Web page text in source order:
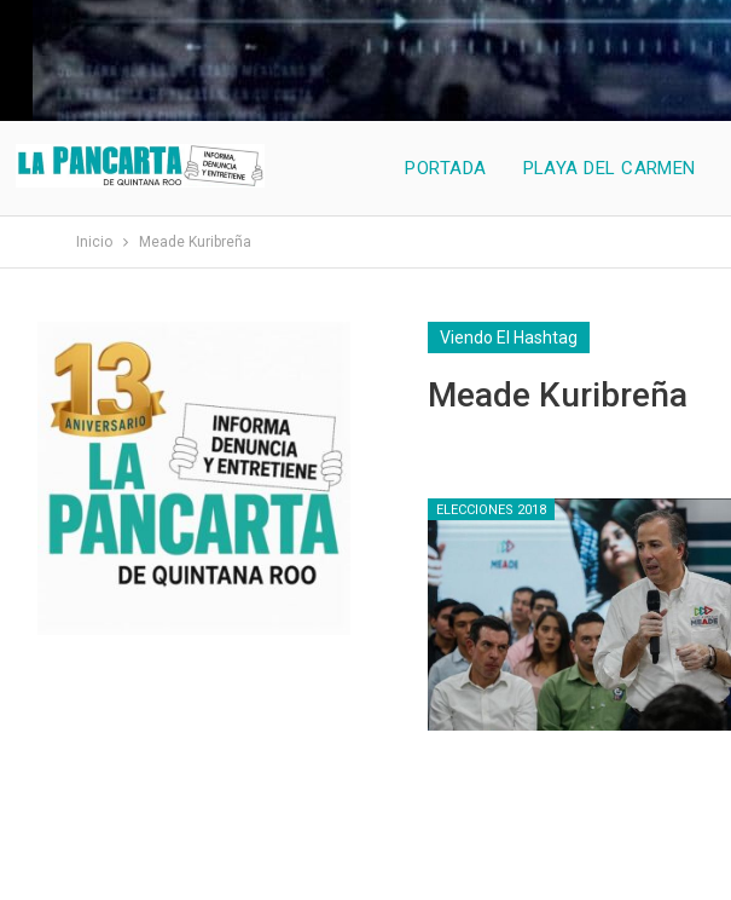
PORTADA PLAYA DEL CARMEN
Inicio Meade Kuribreña
Viendo El Hashtag
Meade Kuribreña
ELECCIONES 2018